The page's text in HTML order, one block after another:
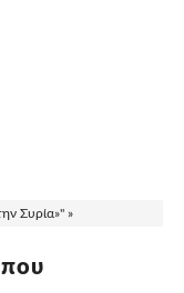
Συρία»" »